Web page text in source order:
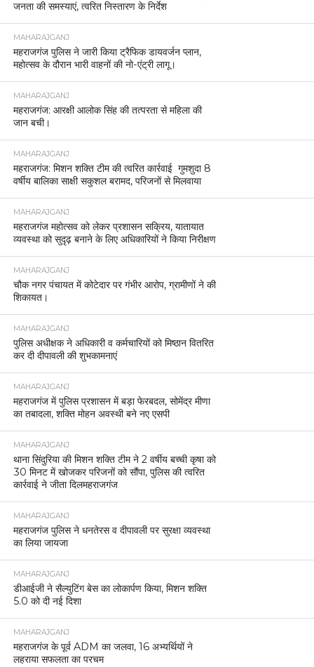
जनता की समस्याएं, त्वरित निस्तारण के निर्देश
MAHARAJGANJ
महराजगंज पुलिस ने जारी किया ट्रैफिक डायवर्जन प्लान,
महोत्सव के दौरान भारी वाहनों की नो-एंट्री लागू।
MAHARAJGANJ
महराजगंज: आरक्षी आलोक सिंह की तत्परता से महिला की
जान बची।
MAHARAJGANJ
महराजगंज: मिशन शक्ति टीम की त्वरित कार्रवाई गुमशुदा 8
वर्षीय बालिका साक्षी सकुशल बरामद, परिजनों से मिलवाया
MAHARAJGANJ
महराजगंज महोत्सव को लेकर प्रशासन सक्रिय, यातायात
व्यवस्था को सुदृढ़ बनाने के लिए अधिकारियों ने किया निरीक्षण
MAHARAJGANJ
चौक नगर पंचायत में कोटेदार पर गंभीर आरोप, ग्रामीणों ने की
शिकायत।
MAHARAJGANJ
पुलिस अधीक्षक ने अधिकारी व कर्मचारियों को मिष्ठान वितरित
कर दी दीपावली की शुभकामनाएं
MAHARAJGANJ
महराजगंज में पुलिस प्रशासन में बड़ा फेरबदल, सोमेंद्र मीणा
का तबादला, शक्ति मोहन अवस्थी बने नए एसपी
MAHARAJGANJ
थाना सिंदुरिया की मिशन शक्ति टीम ने 2 वर्षीय बच्ची कृषा को
30 मिनट में खोजकर परिजनों को सौंपा, पुलिस की त्वरित
कार्रवाई ने जीता दिलमहराजगंज
MAHARAJGANJ
महराजगंज पुलिस ने धनतेरस व दीपावली पर सुरक्षा व्यवस्था
का लिया जायजा
MAHARAJGANJ
डीआईजी ने सैल्युटिंग बेस का लोकार्पण किया, मिशन शक्ति
5.0 को दी नई दिशा
MAHARAJGANJ
महराजगंज के पूर्व ADM का जलवा, 16 अभ्यर्थियों ने
लहराया सफलता का परचम